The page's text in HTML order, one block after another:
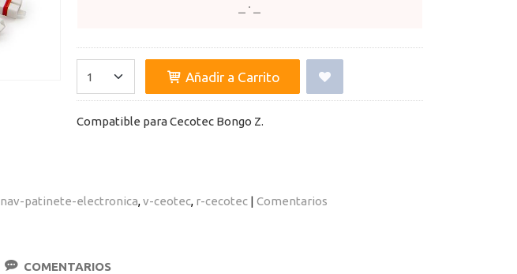
Añadir a Carrito
Compatible para Cecotec Bongo Z.
nav-patinete-electronica v-ceotec r-cecotec | Comentarios
COMENTARIOS